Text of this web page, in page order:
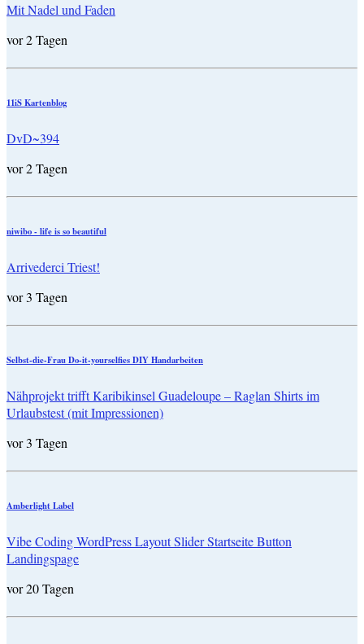
Mit Nadel und Faden
vor 2 Tagen
11iS Kartenblog
DvD~394
vor 2 Tagen
niwibo - life is so beautiful
Arrivederci Triest!
vor 3 Tagen
Selbst-die-Frau Do-it-yourselfies DIY Handarbeiten
Nähprojekt trifft Karibikinsel Guadeloupe – Raglan Shirts im
Urlaubstest (mit Impressionen)
vor 3 Tagen
Amberlight Label
Vibe Coding WordPress Layout Slider Startseite Button
Landingspage
vor 20 Tagen